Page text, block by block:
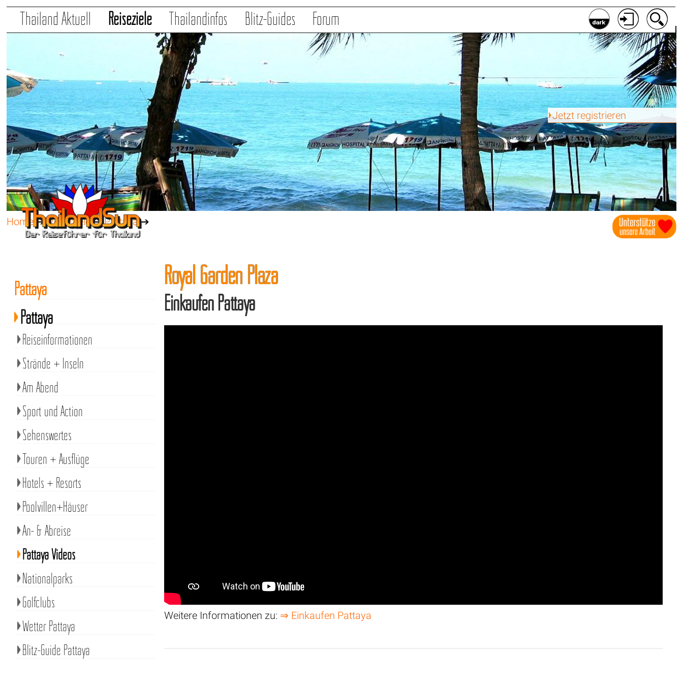
Thailand Aktuell Reiseziele Thailandinfos Blitz-Guides Forum
Jetzt registrieren
Home➔Reiseziele➔Pattaya➔
Royal Garden Plaza
Einkaufen Pattaya
Weitere Informationen zu: ⇒ Einkaufen Pattaya
Pattaya
Pattaya
Reiseinformationen
Strände + Inseln
Am Abend
Sport und Action
Sehenswertes
Touren + Ausflüge
Hotels + Resorts
Poolvillen+Häuser
An- & Abreise
Pattaya Videos
Nationalparks
Golfclubs
Wetter Pattaya
Blitz-Guide Pattaya